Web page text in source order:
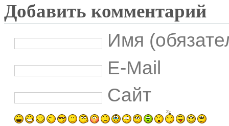
Добавить комментарий
Имя
E-Mail
Сайт